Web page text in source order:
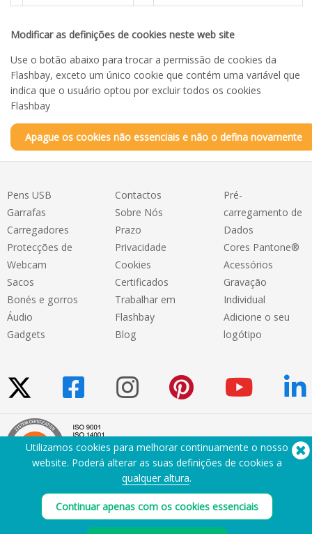
Modificar as definições de cookies neste web site
Use o botão abaixo para trocar a permissão de cookies da
Flashbay, exceto um único cookie que contém uma variável que
indica que o usuário optou por excluir todos os cookies
Flashbay
Apague os cookies não essenciais e não o defina novamente
Pens USB
Garrafas
Carregadores
Protecções de
Webcam
Sacos
Bonés e gorros
Áudio
Gadgets
Contactos
Sobre Nós
Prazo
Privacidade
Cookies
Certificados
Trabalhar em
Flashbay
Blog
Pré-
carregamento de
Dados
Cores Pantone®
Acessórios
Gravação
Individual
Adicione o seu
logótipo
Precisa de ajuda? Telefone:(650) 938-3500 (US)
Copyright © 2026 Flashbay
Utilizamos cookies para melhorar continuamente o nosso
website. Poderá alterar as suas definições de cookies a
qualquer altura.
Continuar apenas com os cookies essenciais